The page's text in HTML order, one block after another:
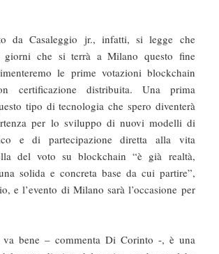
da Casaleggio jr., infatti, si legge che
giorni che si terrà a Milano questo fine
le prime votazioni blockchain
certificazione distribuita. Una prima
tipo di tecnologia che spero diventerà
per lo sviluppo di nuovi modelli di
e di partecipazione diretta alla vita
del voto su blockchain “è già realtà,
solida e concreta base da cui partire”,
e l’evento di Milano sarà l’occasione per
va bene – commenta Di Corinto -, è una